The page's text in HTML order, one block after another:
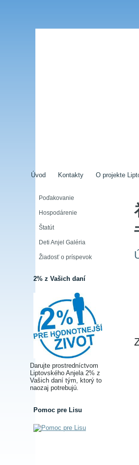
Úvod Kontakty O projekte
Poďakovanie
Hospodárenie
Štatút
Deti Anjel Galéria
Žiadosť o príspevok
2% z Vašich daní
Darujte prostredníctvom
Liptovského Anjela 2% z
Vašich daní tým, ktorý to
naozaj potrebujú.
Pomoc pre Lisu